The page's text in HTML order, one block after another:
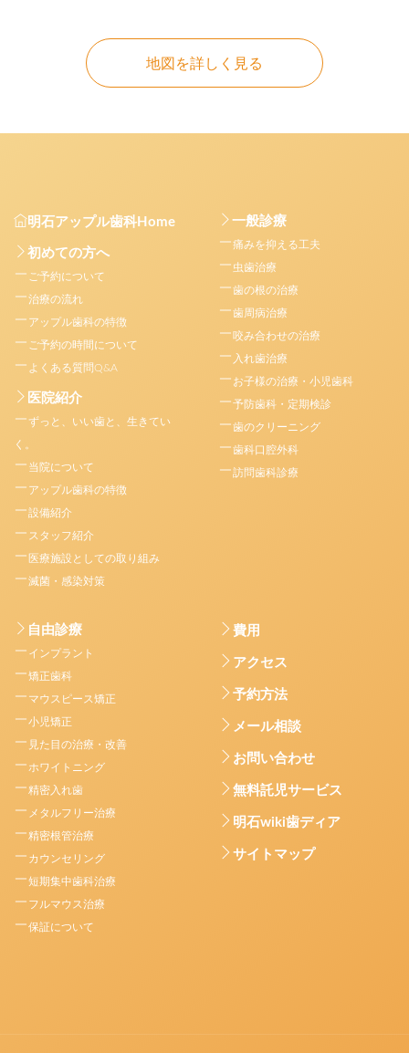
地図を詳しく見る
明石アップル歯科Home
初めての方へ
ご予約について
治療の流れ
アップル歯科の特徴
ご予約の時間について
よくある質問Q&A
医院紹介
ずっと、いい歯と、生きてい
く。
当院について
アップル歯科の特徴
設備紹介
スタッフ紹介
医療施設としての取り組み
滅菌・感染対策
一般診療
痛みを抑える工夫
虫歯治療
歯の根の治療
歯周病治療
咬み合わせの治療
入れ歯治療
お子様の治療・小児歯科
予防歯科・定期検診
歯のクリーニング
歯科口腔外科
訪問歯科診療
自由診療
インプラント
矯正歯科
マウスピース矯正
小児矯正
見た目の治療・改善
ホワイトニング
精密入れ歯
メタルフリー治療
精密根管治療
カウンセリング
短期集中歯科治療
フルマウス治療
保証について
費用
アクセス
予約方法
メール相談
お問い合わせ
無料託児サービス
明石wiki歯ディア
サイトマップ